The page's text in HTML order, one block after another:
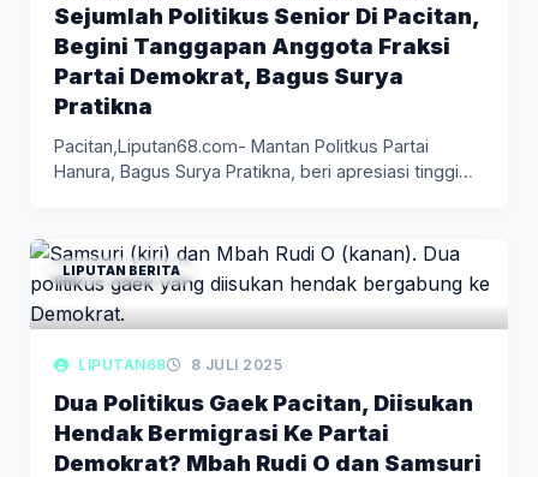
Sejumlah Politikus Senior Di Pacitan,
Begini Tanggapan Anggota Fraksi
Partai Demokrat, Bagus Surya
Pratikna
Pacitan,Liputan68.com- Mantan Politkus Partai
Hanura, Bagus Surya Pratikna, beri apresiasi tinggi
LIPUTAN BERITA
LIPUTAN68 8 JULI 2025
Dua Politikus Gaek Pacitan, Diisukan
Hendak Bermigrasi Ke Partai
Demokrat? Mbah Rudi O dan Samsuri